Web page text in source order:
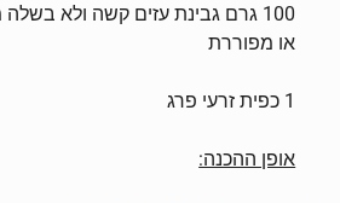
100 גרם גבינת עזים קשה ולא
או מפוררת
1 כפית זרעי פרג
אופן ההכנה: